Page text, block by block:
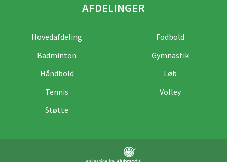
AFDELINGER
Hovedafdeling
Fodbold
Badminton
Gymnastik
Håndbold
Løb
Tennis
Volley
Støtte